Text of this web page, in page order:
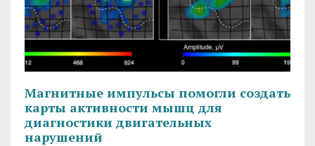
Магнитные импульсы помогли создать
карты активности мышц для
диагностики двигательных
нарушений